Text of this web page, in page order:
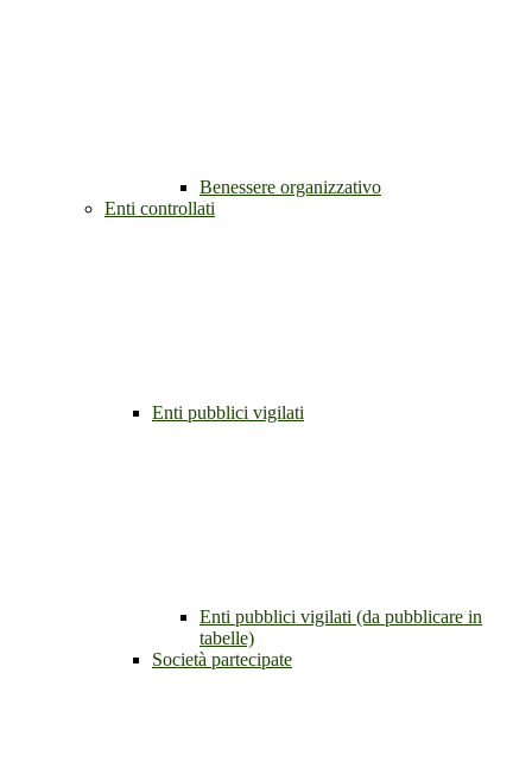
Benessere organizzativo
Enti controllati
Enti pubblici vigilati
Enti pubblici vigilati (da pubblicare in
tabelle)
Società partecipate